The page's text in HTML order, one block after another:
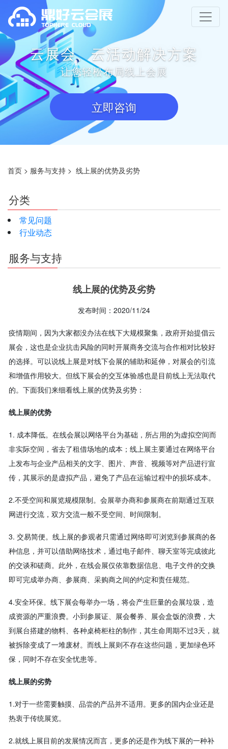
云展会、云活动解决方案
让您轻松布局线上会展
立即咨询
首页 > 服务与支持 > 线上展的优势及劣势
分类
常见问题
行业动态
服务与支持
线上展的优势及劣势
发布时间：2020/11/24
疫情期间，因为大家都没办法在线下大规模聚集，政府开始提倡云
展会，这也是企业抗击风险的同时开展商务交流与合作相对比较好
的选择。可以说线上展是对线下会展的辅助和延伸，对展会的引流
和增值作用较大。但线下展会的交互体验感也是目前线上无法取代
的。下面我们来细看线上展的优势及劣势：
线上展的优势
1. 成本降低。在线会展以网络平台为基础，所占用的为虚拟空间而
非实际空间，省去了租借场地的成本；线上展主要通过在网络平台
上发布与企业产品相关的文字、图片、声音、视频等对产品进行宣
传，其展示的是虚拟产品，避免了产品在运输过程中的损坏成本。
2.不受空间和展览规模限制。会展举办商和参展商在前期通过互联
网进行交流，双方交流一般不受空间、时间限制。
3. 交易简便。线上展的参观者只需通过网络即可浏览到参展商的各
种信息，并可以借助网络技术，通过电子邮件、聊天室等完成彼此
的交谈和磋商。此外，在线会展仅依靠数据信息、电子文件的交换
即可完成举办商、参展商、采购商之间的约定和责任规范。
4.安全环保。线下展会每举办一场，将会产生巨量的会展垃圾，造
成资源的严重浪费。小到参展证、展会餐券、展会盒饭的浪费，大
到展台搭建的物料、各种桌椅柜柱的制作，其生命周期不过3天，就
被拆除变成了一堆废材。而线上展则不存在这些问题，更加绿色环
保，同时不存在安全忧患等。
线上展的劣势
1.对于一些需要触摸、品尝的产品并不适用。更多的国内企业还是
热衷于传统展览。
2.就线上展目前的发展情况而言，更多的还是作为线下展的一种补